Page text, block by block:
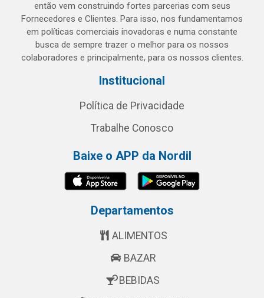
então vem construindo fortes parcerias com seus
Fornecedores e Clientes. Para isso, nos fundamentamos
em políticas comerciais inovadoras e numa constante
busca de sempre trazer o melhor para os nossos
colaboradores e principalmente, para os nossos clientes.
Institucional
Política de Privacidade
Trabalhe Conosco
Baixe o APP da Nordil
Departamentos
ALIMENTOS
BAZAR
BEBIDAS